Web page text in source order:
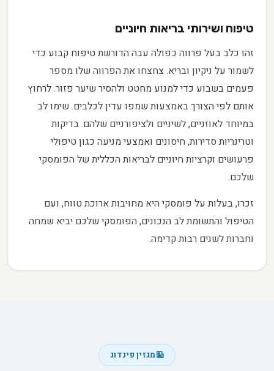
טיפוח ושירותי בריאות חיוניים
זהו כלב בעל פרווה כפולה עבה הדורשת טיפוח קבוע כדי
לשמור על ניקיון ובריא. צחצחו את הפרווה שלו מספר
פעמים בשבוע כדי למנוע מחטט ולהסיר שיער פזור. לרחוץ
אותם לפי הצורך באמצעות שמפו עדין לכלבים. שימו לב
במיוחד לאוזניים, לשיניים ולציפורניים שלהם. בדיקות
וטרינריות סדירות, חיסונים ואמצעי מניעה כגון טיפולי
פרעושים וקרציות חיוניים לבריאות הכללית של הפומסקי
שלכם.
זכרו, בעלות על פומסקי היא מחויבות ארוכת טווח, ועם
הטיפול והתשומת לב הנכונים, הפומסקי שלכם יביא שמחה
וחברות לשנים רבות קדימה.
מגזין פינדוג